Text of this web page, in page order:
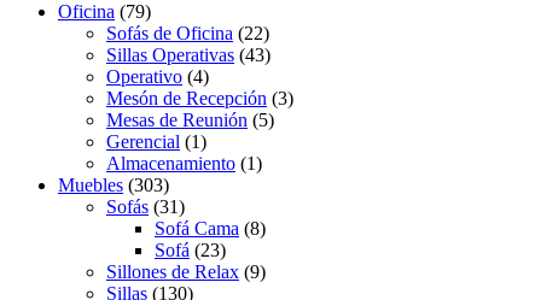
Oficina (79)
Sofás de Oficina (22)
Sillas Operativas (43)
Operativo (4)
Mesón de Recepción (3)
Mesas de Reunión (5)
Gerencial (1)
Almacenamiento (1)
Muebles (303)
Sofás (31)
Sofá Cama (8)
Sofá (23)
Sillones de Relax (9)
Sillas (130)